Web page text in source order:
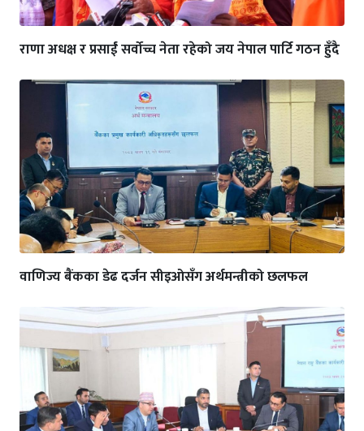
राणा अधक्ष र प्रसाईं सर्वोच्च नेता रहेको जय नेपाल पार्टि गठन हुँदै
वाणिज्य बैंकका डेढ दर्जन सीइओसँग अर्थमन्त्रीको छलफल